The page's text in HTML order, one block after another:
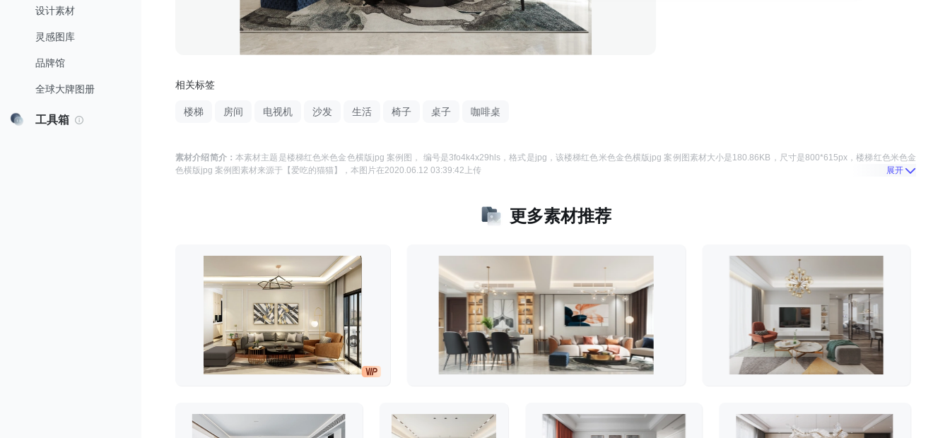
设计素材
灵感图库
品牌馆
全球大牌图册
工具箱
相关标签
楼梯 房间 电视机 沙发 生活 椅子 桌子 咖啡桌
素材介绍简介： 本素材主题是楼梯红色米色金色横版jpg 案例图 ， 编号是3fo4k4x29hls ，格式是jpg ，该楼梯红色米色金色横版jpg 案例图素材大小是180.86KB ，尺寸是800*615px，楼梯红色米色金
色横版jpg 案例图素材来源于 【爱吃的猫猫】 ，本图片在2020.06.12 03:39:42 上传 展开
更多素材推荐